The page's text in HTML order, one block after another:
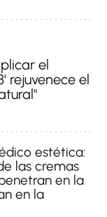
el
rejuvenece el
estética:
las cremas
en la
en la